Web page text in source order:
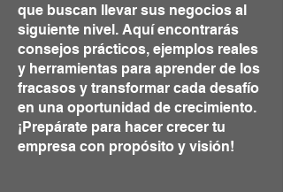
que buscan llevar sus negocios al
siguiente nivel. Aquí encontrarás
consejos prácticos, ejemplos reales
y herramientas para aprender de los
fracasos y transformar cada desafío
en una oportunidad de crecimiento.
¡Prepárate para hacer crecer tu
empresa con propósito y visión!